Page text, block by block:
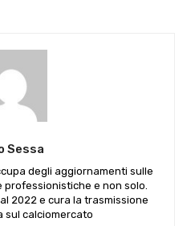
Sessa
degli aggiornamenti sulle
professionistiche e non solo.
2022 e cura la trasmissione
sul calciomercato